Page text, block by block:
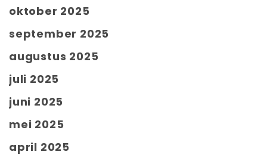
oktober 2025
september 2025
augustus 2025
juli 2025
juni 2025
mei 2025
april 2025